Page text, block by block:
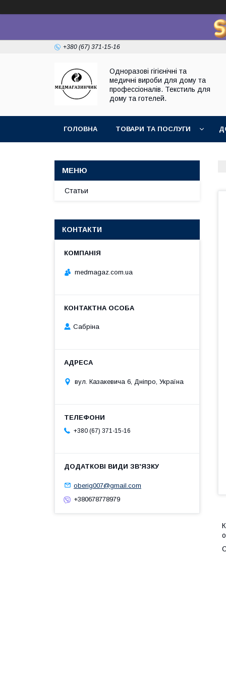
+380 (67) 371-15-16
Одноразові гігієнічні та
медичні вироби для дому та
профессіоналів. Текстиль для
дому та готелей.
ГОЛОВНА ТОВАРИ ТА ПОСЛУГИ
Статьи
КОНТАКТИ
medmagaz.com.ua
Сабріна
вул. Казакевича 6, Дніпро, Україна
+380 (67) 371-15-16
oberig007@gmail.com
+380678778979